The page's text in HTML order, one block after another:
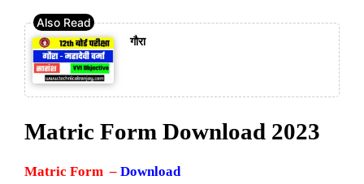
गौरा
Matric Form Download 2023
Matric Form – Download